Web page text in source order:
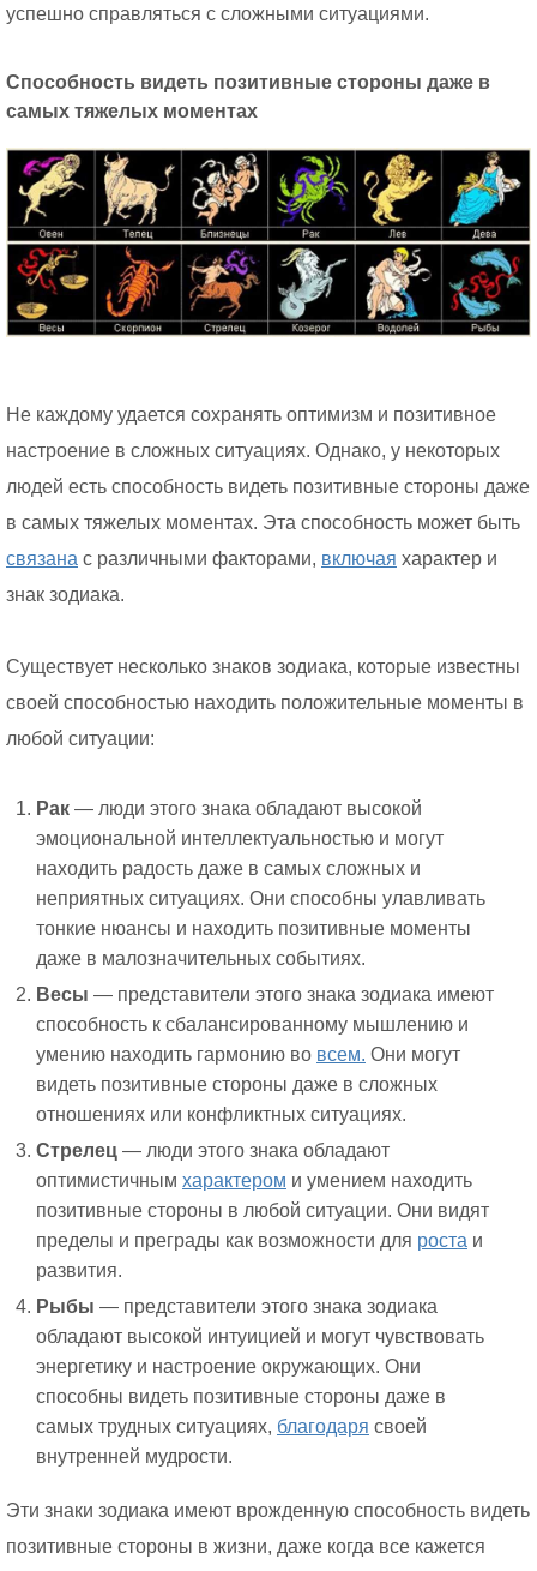
успешно справляться с сложными ситуациями.
Способность видеть позитивные стороны даже в
самых тяжелых моментах
Не каждому удается сохранять оптимизм и позитивное
настроение в сложных ситуациях. Однако, у некоторых
людей есть способность видеть позитивные стороны даже
в самых тяжелых моментах. Эта способность может быть
связана с различными факторами, включая характер и
знак зодиака.
Существует несколько знаков зодиака, которые известны
своей способностью находить положительные моменты в
любой ситуации:
Рак — люди этого знака обладают высокой
эмоциональной интеллектуальностью и могут
находить радость даже в самых сложных и
неприятных ситуациях. Они способны улавливать
тонкие нюансы и находить позитивные моменты
даже в малозначительных событиях.
Весы — представители этого знака зодиака имеют
способность к сбалансированному мышлению и
умению находить гармонию во всем. Они могут
видеть позитивные стороны даже в сложных
отношениях или конфликтных ситуациях.
Стрелец — люди этого знака обладают
оптимистичным характером и умением находить
позитивные стороны в любой ситуации. Они видят
пределы и преграды как возможности для роста и
развития.
Рыбы — представители этого знака зодиака
обладают высокой интуицией и могут чувствовать
энергетику и настроение окружающих. Они
способны видеть позитивные стороны даже в
самых трудных ситуациях, благодаря своей
внутренней мудрости.
Эти знаки зодиака имеют врожденную способность видеть
позитивные стороны в жизни, даже когда все кажется